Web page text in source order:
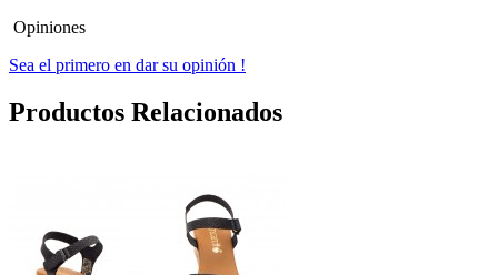
Opiniones
Sea el primero en dar su opinión !
Productos Relacionados